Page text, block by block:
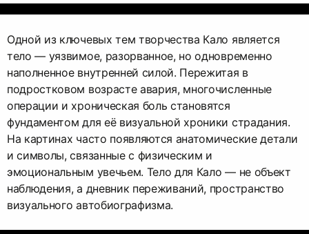
Одной из ключевых тем творчества Кало является
тело — уязвимое, разорванное, но одновременно
наполненное внутренней силой. Пережитая в
подростковом возрасте авария, многочисленные
операции и хроническая боль становятся
фундаментом для её визуальной хроники страдания.
На картинах часто появляются анатомические детали
и символы, связанные с физическим и
эмоциональным увечьем. Тело для Кало — не объект
наблюдения, а дневник переживаний, пространство
визуального автобиографизма.